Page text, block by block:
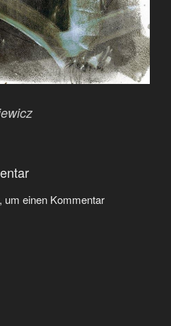
um einen Kommentar